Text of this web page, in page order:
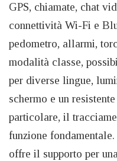
GPS, chiamate, chat
connettività Wi-Fi e
pedometro, allarmi,
modalità classe,
per diverse lingue,
schermo e un
particolare, il
funzione
offre il supporto per